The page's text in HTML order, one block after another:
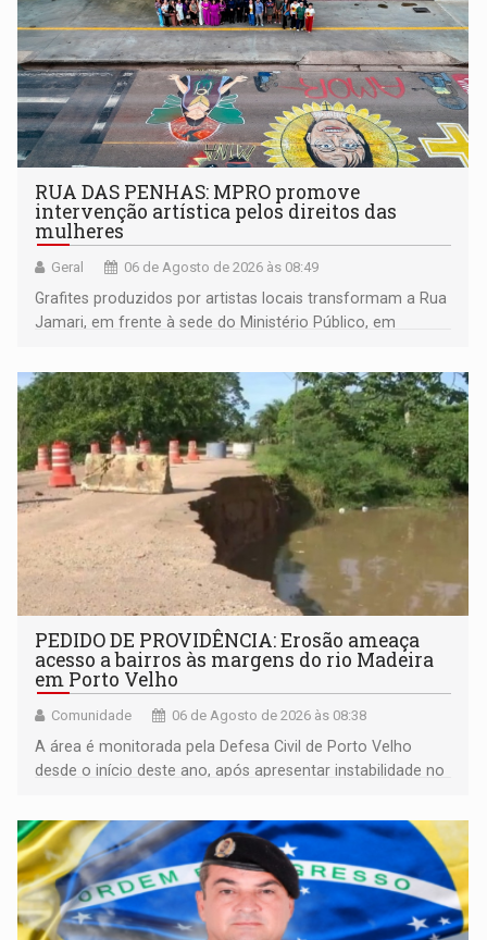
RUA DAS PENHAS: MPRO promove
intervenção artística pelos direitos das
mulheres
Geral 06 de Agosto de 2026 às 08:49
Grafites produzidos por artistas locais transformam a Rua
Jamari, em frente à sede do Ministério Público, em
da Penha e o enfrentamento à violência
PEDIDO DE PROVIDÊNCIA: Erosão ameaça
acesso a bairros às margens do rio Madeira
em Porto Velho
Comunidade 06 de Agosto de 2026 às 08:38
A área é monitorada pela Defesa Civil de Porto Velho
desde o início deste ano, após apresentar instabilidade no